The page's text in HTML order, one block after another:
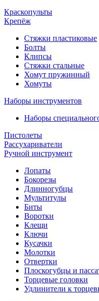
Краскопульты
Крепёж
Стяжки пластиковые
Болты
Клипсы
Стяжки стальные
Хомут пружинный
Хомуты
Наборы инструментов
Наборы
Пистолеты
Рассухариватели
Ручной инструмент
Лопаты
Бокорезы
Длинногубцы
Мультитулы
Биты
Воротки
Клещи
Ключи
Кусачки
Молотки
Отвертки
Плоскогубцы и
Торцевые головки
Удлинители к